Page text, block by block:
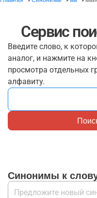
Сервис
Введите слово, к
аналог, и нажмите на
просмотра отдельных
алфавиту.
Синонимы к